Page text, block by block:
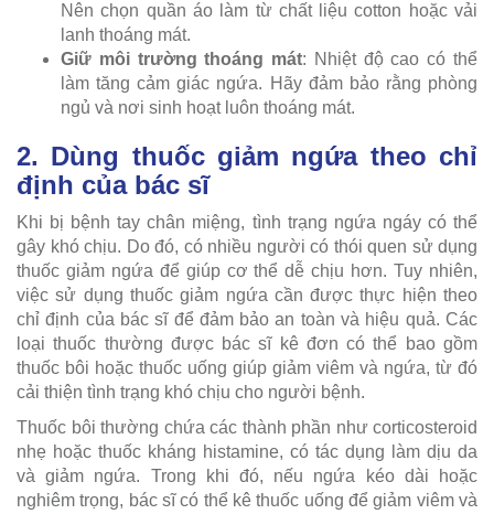
Nên chọn quần áo làm từ chất liệu cotton hoặc vải
lanh thoáng mát.
Giữ môi trường thoáng mát: Nhiệt độ cao có thể
làm tăng cảm giác ngứa. Hãy đảm bảo rằng phòng
ngủ và nơi sinh hoạt luôn thoáng mát.
2. Dùng thuốc giảm ngứa theo chỉ
định của bác sĩ
Khi bị bệnh tay chân miệng, tình trạng ngứa ngáy có thể
gây khó chịu. Do đó, có nhiều người có thói quen sử dụng
thuốc giảm ngứa để giúp cơ thể dễ chịu hơn. Tuy nhiên,
việc sử dụng thuốc giảm ngứa cần được thực hiện theo
chỉ định của bác sĩ để đảm bảo an toàn và hiệu quả. Các
loại thuốc thường được bác sĩ kê đơn có thể bao gồm
thuốc bôi hoặc thuốc uống giúp giảm viêm và ngứa, từ đó
cải thiện tình trạng khó chịu cho người bệnh.
Thuốc bôi thường chứa các thành phần như corticosteroid
nhẹ hoặc thuốc kháng histamine, có tác dụng làm dịu da
và giảm ngứa. Trong khi đó, nếu ngứa kéo dài hoặc
nghiêm trọng, bác sĩ có thể kê thuốc uống để giảm viêm và